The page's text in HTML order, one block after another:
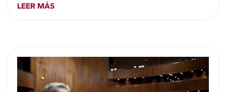
LEER MÁS